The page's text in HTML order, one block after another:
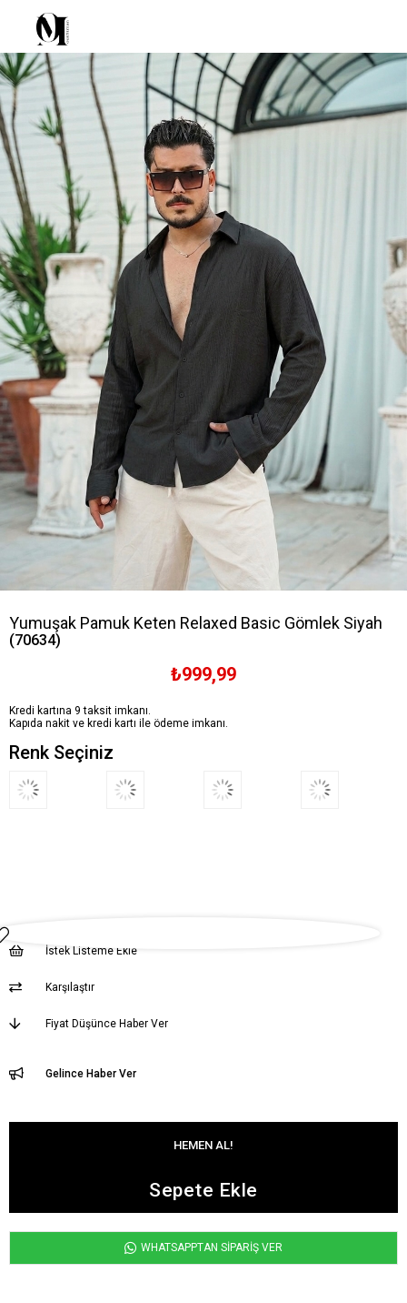
Yumuşak Pamuk Keten Relaxed Basic Gömlek Siyah
(70634)
₺999,99
Kredi kartına 9 taksit imkanı.
Kapıda nakit ve kredi kartı ile ödeme imkanı.
Renk Seçiniz
İstek Listeme Ekle
Karşılaştır
Fiyat Düşünce Haber Ver
Gelince Haber Ver
WHATSAPPTAN SİPARİŞ VER